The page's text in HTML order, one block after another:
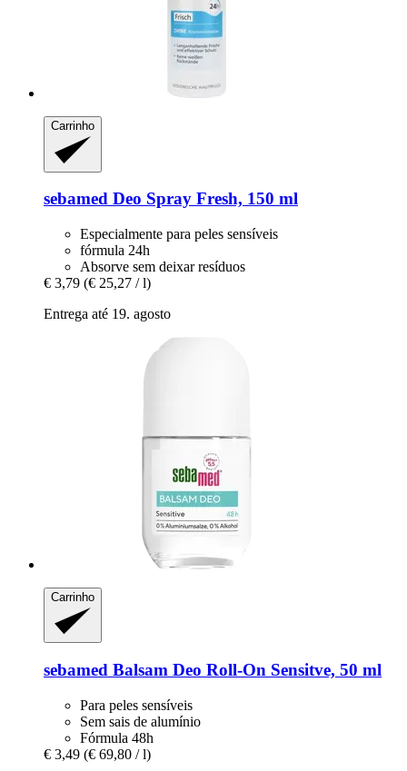
Carrinho
sebamed Deo Spray Fresh, 150 ml
Especialmente para peles sensíveis
fórmula 24h
Absorve sem deixar resíduos
€ 3,79 (€ 25,27 / l)
Entrega até 19. agosto
Carrinho
sebamed Balsam Deo Roll-​On Sensitve, 50 ml
Para peles sensíveis
Sem sais de alumínio
Fórmula 48h
€ 3,49 (€ 69,80 / l)